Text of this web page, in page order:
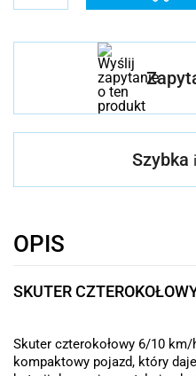
Szybka
OPIS
SKUTER
Skuter czterokołowy 6/10 km/
kompaktowy pojazd, który